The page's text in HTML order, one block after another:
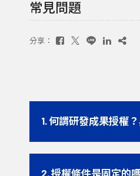
常見問題
分享：
1. 何謂研發成果授權
2. 授權條件是固定的